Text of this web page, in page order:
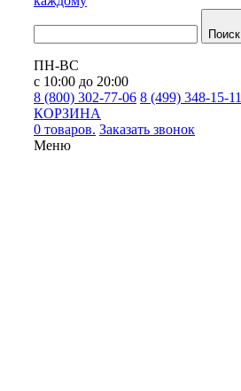
Поиск
ПН-ВС
с 10:00 до 20:00
8 (800) 302-77-06 8 (499) 348-15-11
КОРЗИНА
0 товаров. Заказать звонок
Меню